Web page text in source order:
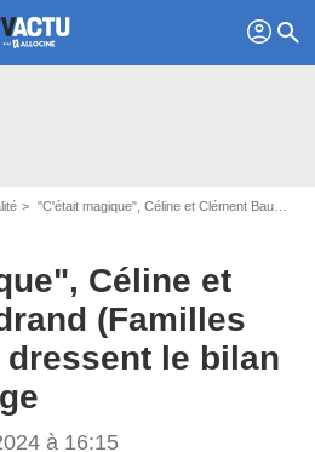
profil search
"C'était magique", Céline et Clément Baudrand (Familles nombreuses) dressent le bilan de leur mariage
Céline et
(Familles
le bilan
à 16:15